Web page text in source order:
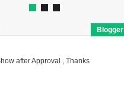
Blogger
after Approval , Thanks